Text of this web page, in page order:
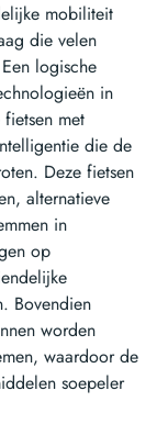
mobiliteit
die velen
logische
in
met
die de
Deze fietsen
alternatieve
in
op
Bovendien
worden
waardoor de
soepeler